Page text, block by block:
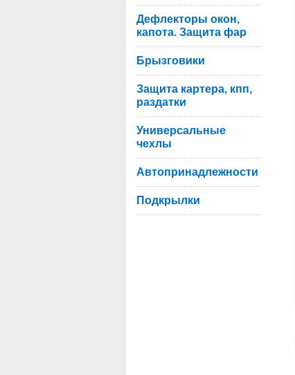
Дефлекторы окон,
капота. Защита фар
Брызговики
Защита картера, кпп,
раздатки
Универсальные
чехлы
Автопринадлежности
Подкрылки